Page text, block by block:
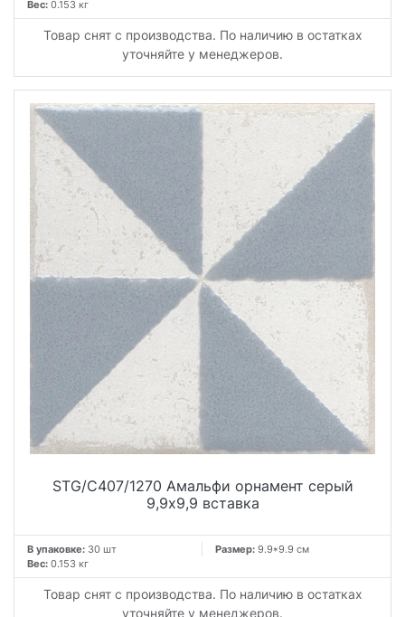
Вес: 0.153 кг
Товар снят с производства. По наличию в остатках
уточняйте у менеджеров.
STG/C407/1270 Амальфи орнамент серый
9,9x9,9 вставка
В упаковке: 30 шт Размер: 9.9*9.9 см
Вес: 0.153 кг
Товар снят с производства. По наличию в остатках
уточняйте у менеджеров.